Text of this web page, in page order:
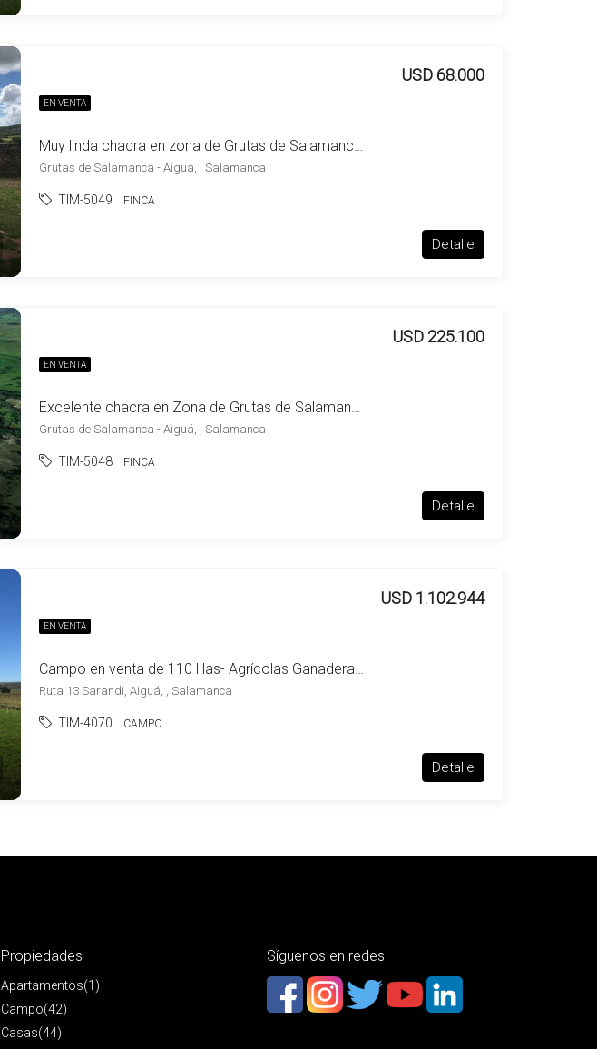
EN VENTA
Muy linda chacra en zona de Grutas de Salamanca – Aiguá
USD 68.000
Grutas de Salamanca - Aiguá, , Salamanca
TIM-5049 FINCA
Detalle
EN VENTA
Excelente chacra en Zona de Grutas de Salamanca – Aiguá
USD 225.100
Grutas de Salamanca - Aiguá, , Salamanca
TIM-5048 FINCA
Detalle
EN VENTA
Campo en venta de 110 Has- Agrícolas Ganaderas Sarandi Aiguá
USD 1.102.944
Ruta 13 Sarandi, Aiguá, , Salamanca
TIM-4070 CAMPO
Detalle
Propiedades
Apartamentos(1)
Campo(42)
Casas(44)
Síguenos en redes